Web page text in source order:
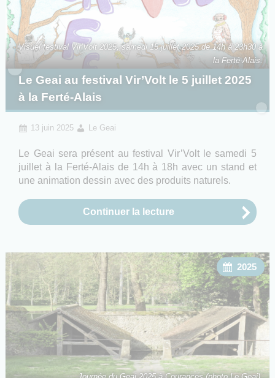
Visuel festival Vir’Volt 2025, samedi 15 juillet 2025 de 14h à 23h30 à
la Ferté-Alais.
Le Geai au festival Vir’Volt le 5 juillet 2025
à la Ferté-Alais
13 juin 2025 Le Geai
Le Geai sera présent au festival Vir’Volt le samedi 5
juillet à la Ferté-Alais de 14h à 18h avec un stand et
une animation dessin avec des produits naturels.
Continuer la lecture
2025